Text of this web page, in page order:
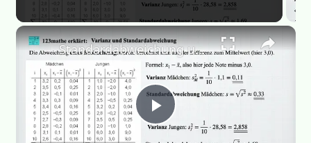
P
Standardabweichung und Varianz